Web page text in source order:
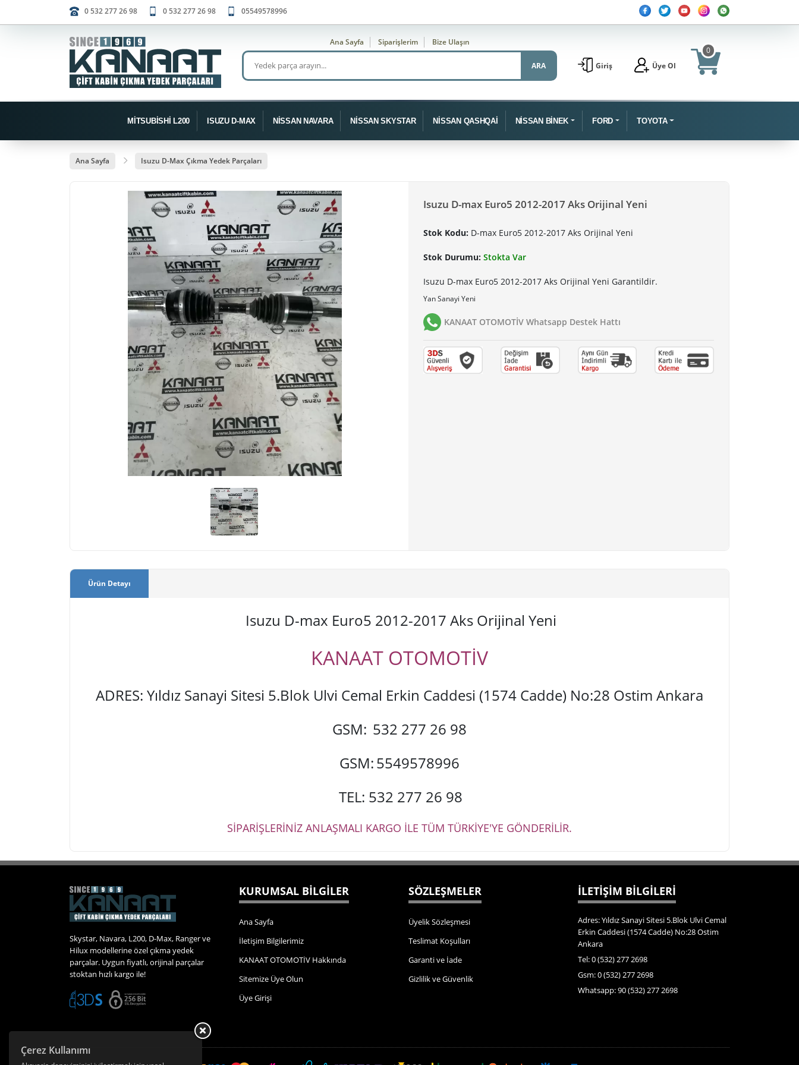
0 532 277 26 98 0 532 277 26 98 05549578996
Ana Sayfa Siparişlerim Bize Ulaşın
ARA Giriş Üye Ol
0
MİTSUBİSHİ L200 ISUZU D-MAX NİSSAN NAVARA NİSSAN SKYSTAR NİSSAN QASHQAİ NİSSAN BİNEK FORD TOYOTA
Ana Sayfa Isuzu D-Max Çıkma Yedek Parçaları
Isuzu D-max Euro5 2012-2017 Aks Orijinal Yeni
Stok Kodu: D-max Euro5 2012-2017 Aks Orijinal Yeni
Stok Durumu: Stokta Var
Isuzu D-max Euro5 2012-2017 Aks Orijinal Yeni Garantildir.
Yan Sanayi Yeni
KANAAT OTOMOTİV Whatsapp Destek Hattı
Ürün Detayı
Isuzu D-max Euro5 2012-2017 Aks Orijinal Yeni
KANAAT OTOMOTİV
ADRES: Yıldız Sanayi Sitesi 5.Blok Ulvi Cemal Erkin Caddesi (1574 Cadde) No:28 Ostim Ankara
GSM: 532 277 26 98
GSM:5549578996
TEL: 532 277 26 98
SİPARİŞLERİNİZ ANLAŞMALI KARGO İLE TÜM TÜRKİYE'YE GÖNDERİLİR.
Skystar, Navara, L200, D-Max, Ranger ve
Hilux modellerine özel çıkma yedek
parçalar. Uygun fiyatlı, orijinal parçalar
stoktan hızlı kargo ile!
KURUMSAL BİLGİLER
Ana Sayfa
İletişim Bilgilerimiz
KANAAT OTOMOTİV Hakkında
Sitemize Üye Olun
Üye Girişi
SÖZLEŞMELER
Üyelik Sözleşmesi
Teslimat Koşulları
Garanti ve İade
Gizlilik ve Güvenlik
İLETİŞİM BİLGİLERİ
Adres: Yıldız Sanayi Sitesi 5.Blok Ulvi Cemal
Erkin Caddesi (1574 Cadde) No:28 Ostim
Ankara
Tel: 0 (532) 277 2698
Gsm: 0 (532) 277 2698
Whatsapp: 90 (532) 277 2698
Çerez Kullanımı